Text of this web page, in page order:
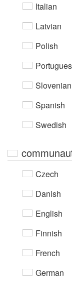
Italian
Latvian
Polish
Slovenian
Spanish
Swedish
Czech
Danish
English
Finnish
French
German